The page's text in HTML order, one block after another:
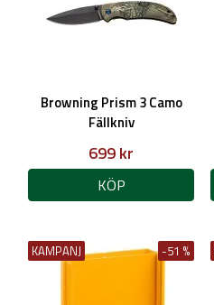
Browning Prism 3 Camo
Fällkniv
699 kr
KÖP
KAMPANJ -51 %